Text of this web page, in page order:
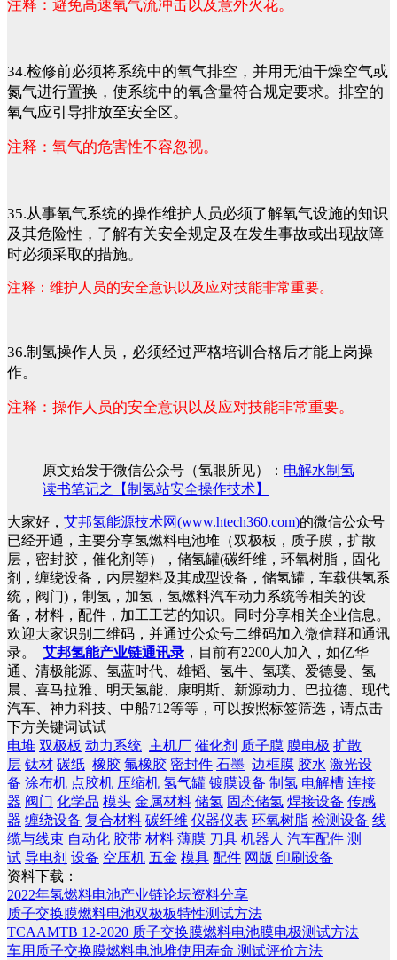
注释：避免高速氧气流冲击以及意外火花。
34.检修前必须将系统中的氧气排空，并用无油干燥空气或
氮气进行置换，使系统中的氧含量符合规定要求。排空的
氧气应引导排放至安全区。
注释：氧气的危害性不容忽视。
35.从事氧气系统的操作维护人员必须了解氧气设施的知识
及其危险性，了解有关安全规定及在发生事故或出现故障
时必须采取的措施。
注释：维护人员的安全意识以及应对技能非常重要。
36.制氢操作人员，必须经过严格培训合格后才能上岗操
作。
注释：操作人员的安全意识以及应对技能非常重要。
原文始发于微信公众号（氢眼所见）： 电解水制氢
读书笔记之【制氢站安全操作技术】
大家好， 艾邦氢能源技术网(www.htech360.com)的微信公众号
已经开通，主要分享氢燃料电池堆（双极板，质子膜，扩散
层，密封胶，催化剂等），储氢罐(碳纤维，环氧树脂，固化
剂，缠绕设备，内层塑料及其成型设备，储氢罐，车载供氢系
统，阀门)，制氢，加氢，氢燃料汽车动力系统等相关的设
备，材料，配件，加工工艺的知识。同时分享相关企业信息。
欢迎大家识别二维码，并通过公众号二维码加入微信群和通讯
录。
艾邦氢能产业链通讯录 ，目前有2200人加入，如亿华
通、清极能源、氢蓝时代、雄韬、氢牛、氢璞、爱德曼、氢
晨、喜马拉雅、明天氢能、康明斯、新源动力、巴拉德、现代
汽车、神力科技、中船712等等，可以按照标签筛选，请点击
下方关键词试试
电堆 双极板 动力系统 主机厂 催化剂 质子膜 膜电极 扩散
层 钛材 碳纸 橡胶 氟橡胶 密封件 石墨 边框膜 胶水 激光设
备 涂布机 点胶机 压缩机 氢气罐 镀膜设备 制氢 电解槽 连接
器 阀门 化学品 模头 金属材料 储氢 固态储氢 焊接设备 传感
器 缠绕设备 复合材料 碳纤维 仪器仪表 环氧树脂 检测设备 线
缆与线束 自动化 胶带 材料 薄膜 刀具 机器人 汽车配件 测
试 导电剂 设备 空压机 五金 模具 配件 网版 印刷设备
资料下载：
2022年氢燃料电池产业链论坛资料分享
质子交换膜燃料电池双极板特性测试方法
TCAAMTB 12-2020 质子交换膜燃料电池膜电极测试方法
车用质子交换膜燃料电池堆使用寿命 测试评价方法